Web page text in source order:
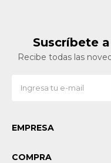
Suscríbete
Recibe todas las
EMPRESA
COMPRA